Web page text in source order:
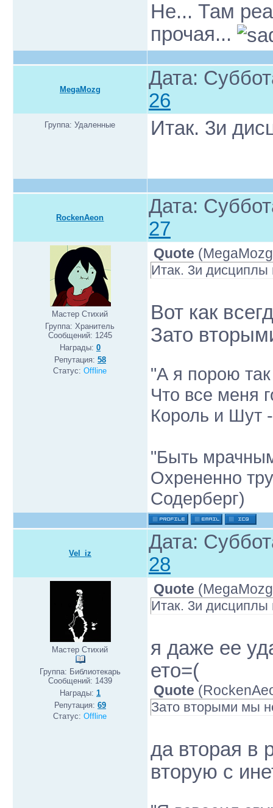
Не... Там
прочая...
MegaMozg
Дата:
26
Группа: Удаленные Итак. 3и
RockenAeon
Дата:
27
Мастер Стихий
Группа: Хранитель
Сообщений: 1245
Награды: 0
Репутация: 58
Статус:Offline
Quote (MegaMozg
Итак. 3и дисциплы
Вот как
Зато
"А я порою
Что все меня
Король и Шут
"Быть
Охрененно
Содерберг)
Vel_iz
Дата:
28
Мастер Стихий
Группа: Библиотекарь
Сообщений: 1439
Награды: 1
Репутация: 69
Статус:Offline
Quote (MegaMozg
Итак. 3и дисциплы
я даже ее
ето=(
Quote (
Зато вторыми мы
да вторая в
вторую с